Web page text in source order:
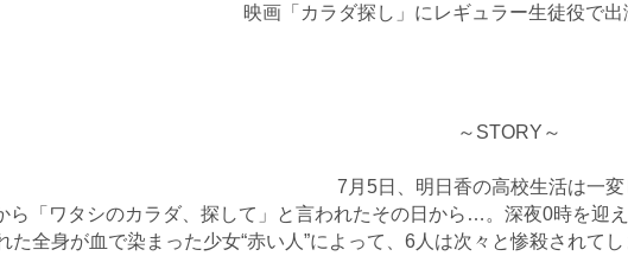
映画「カラダ探し」にレギュラー生徒役で出
～STORY～
7月5日、明日香の高校生活は一変
ら「ワタシのカラダ、探して」と言われたその日から…。深夜0時を迎
た全身が血で染まった少女“赤い人”によって、6人は次々と惨殺されて